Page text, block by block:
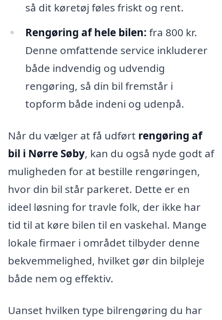
så dit køretøj føles friskt og rent.
Rengøring af hele bilen: fra 800 kr.
Denne omfattende service inkluderer
både indvendig og udvendig
rengøring, så din bil fremstår i
topform både indeni og udenpå.
Når du vælger at få udført rengøring af
bil i Nørre Søby, kan du også nyde godt af
muligheden for at bestille rengøringen,
hvor din bil står parkeret. Dette er en
ideel løsning for travle folk, der ikke har
tid til at køre bilen til en vaskehal. Mange
lokale firmaer i området tilbyder denne
bekvemmelighed, hvilket gør din bilpleje
både nem og effektiv.
Uanset hvilken type bilrengøring du har